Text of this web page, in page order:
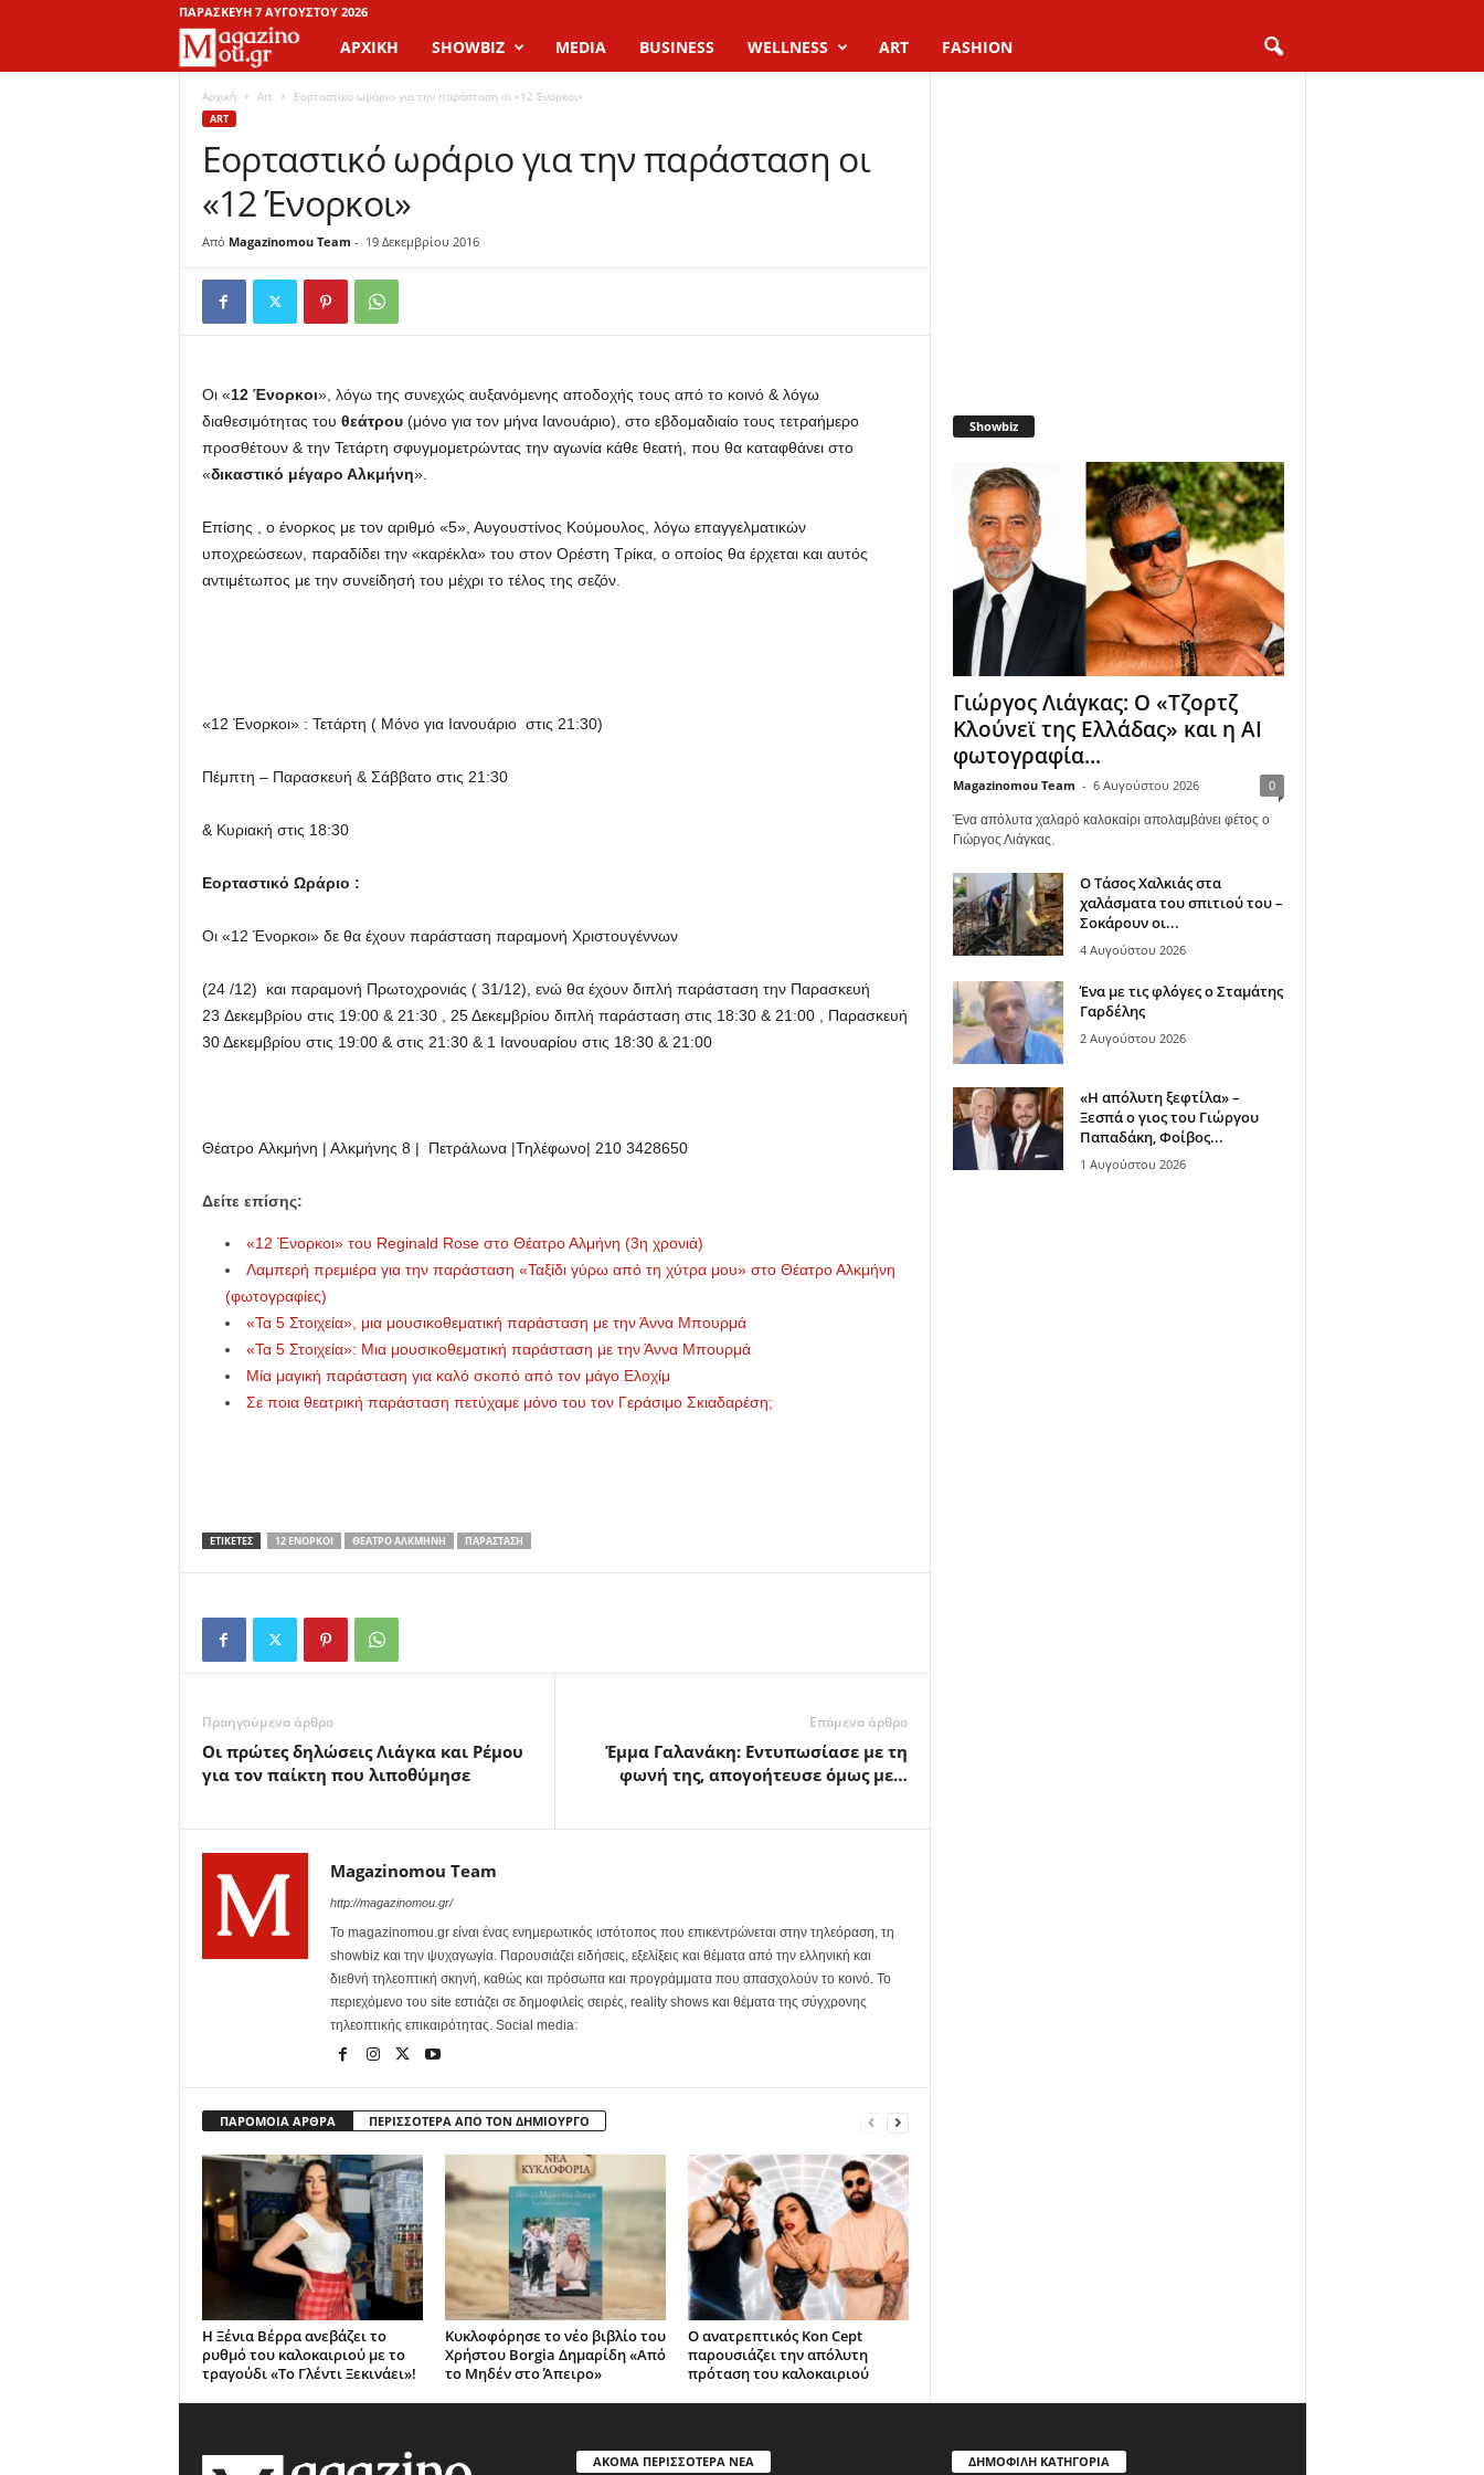
ΠΑΡΑΣΚΕΥΉ 7 ΑΥΓΟΎΣΤΟΥ 2026
a
z
n
o
u
ΑΡΧΙΚΉ SHOWBIZ MEDIA BUSINESS WELLNESS ART FASHION
Αρχική Art Εορταστικό ωράριο για την παράσταση οι «12 Ένορκοι»
ART
Εορταστικό ωράριο για την παράσταση οι
«12 Ένορκοι»
Από Magazinomou Team - 19 Δεκεμβρίου 2016
Οι «12 Ένορκοι», λόγω της συνεχώς αυξανόμενης αποδοχής τους από το κοινό & λόγω
διαθεσιμότητας του θεάτρου (μόνο για τονμήνα Ιανουάριο) , στο εβδομαδιαίο τους τετραήμερο
προσθέτουν & την Τετάρτη σφυγμομετρώντας την αγωνία κάθε θεατή, που θα καταφθάνει στο
«δικαστικό μέγαρο Αλκμήνη».
Επίσης , ο ένορκος με τον αριθμό «5», Αυγουστίνος Κούμουλος, λόγω επαγγελματικών
υποχρεώσεων, παραδίδει την «καρέκλα» του στον Ορέστη Τρίκα, ο οποίος θα έρχεται και αυτός
αντιμέτωπος με την συνείδησή του μέχρι το τέλος της σεζόν.
«12 Ένορκοι» : Τετάρτη ( Μόνο για Ιανουάριο στις 21:30)
Πέμπτη – Παρασκευή & Σάββατοστις 21:30
& Κυριακή στις 18:30
Εορταστικό Ωράριο :
Οι «12 Ένορκοι» δε θα έχουν παράσταση παραμονή Χριστουγέννων
(24 /12) και παραμονή Πρωτοχρονιάς ( 31/12), ενώ θα έχουν διπλή παράσταση την Παρασκευή
23 Δεκεμβρίου στις 19:00 & 21:30 , 25 Δεκεμβρίου διπλή παράσταση στις 18:30 & 21:00
, Παρασκευή
30 Δεκεμβρίου στις 19:00 & στις 21:30 & 1 Ιανουαρίου στις 18:30 & 21:00
Θέατρο Αλκμήνη | Αλκμήνης 8 | Πετράλωνα |Τηλέφωνο| 210 3428650
Δείτε επίσης:
«12 Ένορκοι» του Reginald Rose στο Θέατρο Αλμήνη (3η χρονιά)
Λαμπερή πρεμιέρα για την παράσταση «Ταξίδι γύρω από τη χύτρα μου» στο Θέατρο Αλκμήνη
(φωτογραφίες)
«Τα 5 Στοιχεία», μια μουσικοθεματική παράσταση με την Άννα Μπουρμά
«Τα 5 Στοιχεία»: Mια μουσικοθεματική παράσταση με την Άννα Μπουρμά
Μία μαγική παράσταση για καλό σκοπό από τον μάγο Ελοχίμ
Σε ποια θεατρική παράσταση πετύχαμε μόνο του τον Γεράσιμο Σκιαδαρέση;
ΕΤΙΚΕΤΕΣ 12 ΈΝΟΡΚΟΙ ΘΈΑΤΡΟ ΑΛΚΜΉΝΗ ΠΑΡΆΣΤΑΣΗ
Προηγούμενο άρθρο
Οι πρώτες δηλώσεις Λιάγκα και Ρέμου
για τον παίκτη που λιποθύμησε
Επόμενο άρθρο
Έμμα Γαλανάκη: Εντυπωσίασε με τη
φωνή της, απογοήτευσε όμως με…
Magazinomou Team
http://magazinomou.gr/
Το magazinomou.gr είναι ένας ενημερωτικός ιστότοπος που επικεντρώνεται στην τηλεόραση, τη
showbiz και την ψυχαγωγία. Παρουσιάζει ειδήσεις, εξελίξεις και θέματα από την ελληνική και
διεθνή τηλεοπτική σκηνή, καθώς και πρόσωπα και προγράμματα που απασχολούν το κοινό. Το
περιεχόμενο του site εστιάζει σε δημοφιλείς σειρές, reality shows και θέματα της σύγχρονης
τηλεοπτικής επικαιρότητας. Social media:
ΠΑΡΟΜΟΙΑ ΑΡΘΡΑ ΠΕΡΙΣΣΟΤΕΡΑ ΑΠΟ ΤΟΝ ΔΗΜΙΟΥΡΓΟ
Η Ξένια Βέρρα ανεβάζει το
ρυθμό του καλοκαιριού με το
τραγούδι «Το Γλέντι Ξεκινάει»!
Κυκλοφόρησε το νέο βιβλίο του
Χρήστου Borgia Δημαρίδη «Από
το Μηδέν στο Άπειρο»
Ο ανατρεπτικός Kon Cept
παρουσιάζει την απόλυτη
πρόταση του καλοκαιριού
Showbiz
Γιώργος Λιάγκας: Ο «Τζορτζ
Κλούνεϊ της Ελλάδας» και η AI
φωτογραφία...
Magazinomou Team - 6 Αυγούστου 2026 0
Ένα απόλυτα χαλαρό καλοκαίρι απολαμβάνει φέτος ο
Γιώργος Λιάγκας.
Ο Τάσος Χαλκιάς στα
χαλάσματα του σπιτιού του –
Σοκάρουν οι...
4 Αυγούστου 2026
Ένα με τις φλόγες ο Σταμάτης
Γαρδέλης
2 Αυγούστου 2026
«Η απόλυτη ξεφτίλα» –
Ξεσπά ο γιος του Γιώργου
Παπαδάκη, Φοίβος...
1 Αυγούστου 2026
ΑΚΟΜΑ ΠΕΡΙΣΣΟΤΕΡΑ ΝΕΑ ΔΗΜΟΦΙΛΗ ΚΑΤΗΓΟΡΙΑ